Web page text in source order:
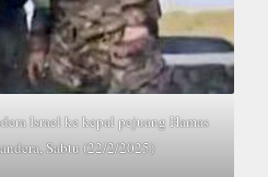
Israel ke kepal pejuang Hamas
Sabtu (22/2/2025)